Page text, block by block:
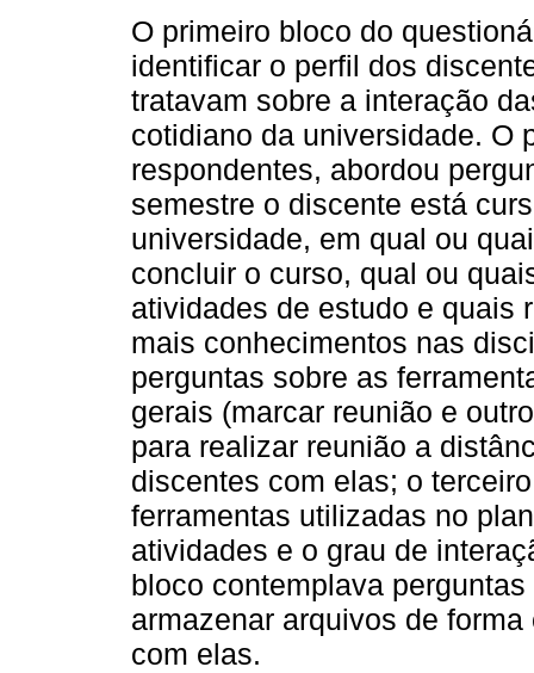
O primeiro bloco do
identificar o perfil dos
tratavam sobre a interação
cotidiano da universidade. O
respondentes, abordou
semestre o discente está
universidade, em qual ou
concluir o curso, qual ou
atividades de estudo e quais
mais conhecimentos nas
perguntas sobre as
gerais (marcar reunião e
para realizar reunião a
discentes com elas; o
ferramentas utilizadas no
atividades e o grau de
bloco contemplava
armazenar arquivos de
com elas.